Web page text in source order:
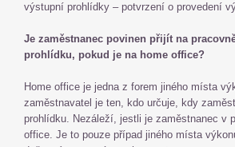
výstupní prohlídky – potvrzení o provedení
Je zaměstnanec povinen přijít na
prohlídku, pokud je na home office?
Home office je jedna z forem jiného místa
zaměstnavatel je ten, kdo určuje, kdy
prohlídku. Nezáleží, jestli je zaměstnanec v
office. Je to pouze případ jiného místa